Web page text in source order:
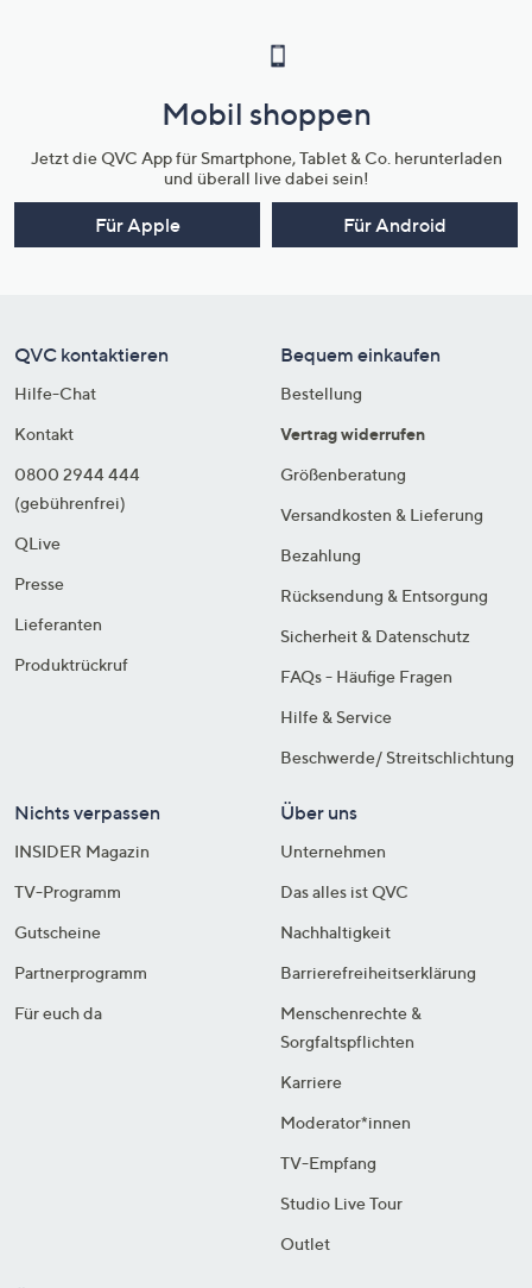
Mobil shoppen
Jetzt die QVC App für Smartphone, Tablet & Co. herunterladen
und überall live dabei sein!
Für Apple Für Android
QVC kontaktieren
Hilfe-Chat
Kontakt
0800 2944 444
(gebührenfrei)
QLive
Presse
Lieferanten
Produktrückruf
Bequem einkaufen
Bestellung
Vertrag widerrufen
Größenberatung
Versandkosten & Lieferung
Bezahlung
Rücksendung & Entsorgung
Sicherheit & Datenschutz
FAQs - Häufige Fragen
Hilfe & Service
Beschwerde/ Streitschlichtung
Nichts verpassen
INSIDER Magazin
TV-Programm
Gutscheine
Partnerprogramm
Für euch da
Über uns
Unternehmen
Das alles ist QVC
Nachhaltigkeit
Barrierefreiheitserklärung
Menschenrechte &
Sorgfaltspflichten
Karriere
Moderator*innen
TV-Empfang
Studio Live Tour
Outlet